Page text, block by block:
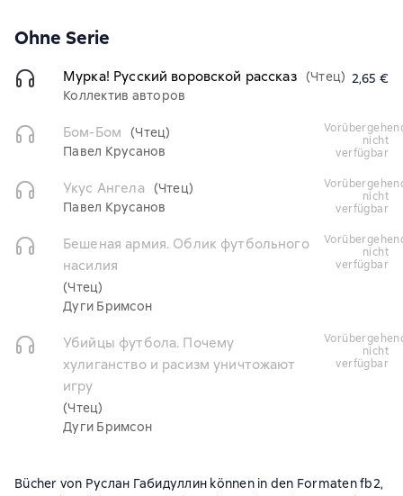
Ohne Serie
Мурка! Русский воровской рассказ (Чтец)
Коллектив авторов
2,65 €
Бом-Бом
(Чтец)
Павел Крусанов
vorübergehend
nicht
verfügbar
Укус Ангела
(Чтец)
Павел Крусанов
vorübergehend
nicht
verfügbar
Бешеная армия. Облик футбольного
насилия
(Чтец)
Дуги Бримсон
vorübergehend
nicht
verfügbar
Убийцы футбола. Почему
хулиганство и расизм уничтожают
игру
(Чтец)
Дуги Бримсон
vorübergehend
nicht
verfügbar
Bücher von Руслан Габидуллин können in den Formaten fb2,